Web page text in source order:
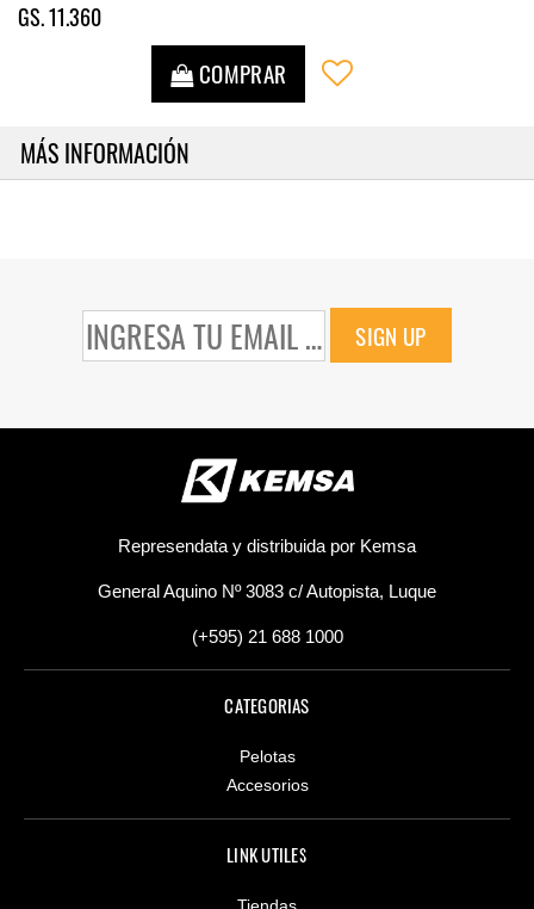
GS. 11.360
COMPRAR
MÁS INFORMACIÓN
SIGN UP
Represendata y distribuida por Kemsa
General Aquino Nº 3083 c/ Autopista, Luque
(+595) 21 688 1000
CATEGORIAS
Pelotas
Accesorios
LINK UTILES
Tiendas